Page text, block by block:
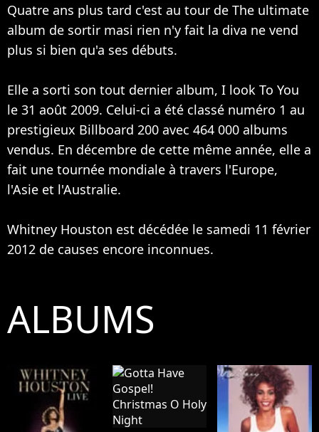
Quatre ans plus tard c'est au tour de The ultimate
album de sortir masi rien n'y fait la diva ne vend
plus si bien qu'a ses débuts.
Elle a sorti son tout dernier album, I look To You
le 31 août 2009. Celui-ci a été classé numéro 1 au
prestigieux Billboard 200 avec 464 000 albums
vendus. En décembre de cette même année, elle a
fait une tournée mondiale à travers l'Europe,
l'Asie et l'Australie.
Whitney Houston est décédée le samedi 11 février
2012 de causes encore inconnues.
ALBUMS